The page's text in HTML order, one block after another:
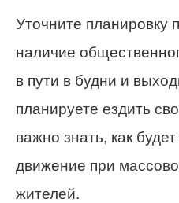
Уточните планировку
наличие
в пути в будни и
планируете ездить
важно знать, как
движение при
жителей.